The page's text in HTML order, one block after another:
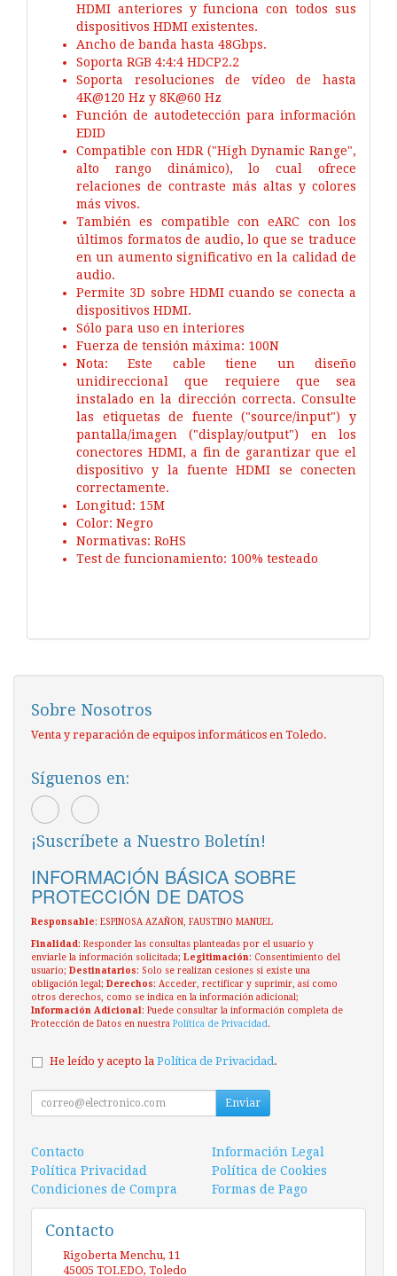
HDMI anteriores y funciona con todos sus
dispositivos HDMI existentes.
Ancho de banda hasta 48Gbps.
Soporta RGB 4:4:4 HDCP2.2
Soporta resoluciones de vídeo de hasta
4K@120 Hz y 8K@60 Hz
Función de autodetección para información
EDID
Compatible con HDR ("High Dynamic Range",
alto rango dinámico), lo cual ofrece
relaciones de contraste más altas y colores
más vivos.
También es compatible con eARC con los
últimos formatos de audio, lo que se traduce
en un aumento significativo en la calidad de
audio.
Permite 3D sobre HDMI cuando se conecta a
dispositivos HDMI.
Sólo para uso en interiores
Fuerza de tensión máxima: 100N
Nota: Este cable tiene un diseño
unidireccional que requiere que sea
instalado en la dirección correcta. Consulte
las etiquetas de fuente ("source/input") y
pantalla/imagen ("display/output") en los
conectores HDMI, a fin de garantizar que el
dispositivo y la fuente HDMI se conecten
correctamente.
Longitud: 15M
Color: Negro
Normativas: RoHS
Test de funcionamiento: 100% testeado
Sobre Nosotros
Venta y reparación de equipos informáticos en Toledo.
Síguenos en:
¡Suscríbete a Nuestro Boletín!
INFORMACIÓN BÁSICA SOBRE
PROTECCIÓN DE DATOS
Responsable: ESPINOSA AZAÑON, FAUSTINO MANUEL
Finalidad: Responder las consultas planteadas por el usuario y
enviarle la información solicitada; Legitimación: Consentimiento del
usuario; Destinatarios: Solo se realizan cesiones si existe una
obligación legal; Derechos: Acceder, rectificar y suprimir, así como
otros derechos, como se indica en la información adicional;
Información Adicional : Puede consultar la información completa de
Protección de Datos en nuestra Política de Privacidad .
He leído y acepto la Política de Privacidad.
Enviar
Contacto
Información Legal
Política Privacidad
Política de Cookies
Condiciones de Compra
Formas de Pago
Contacto
Rigoberta Menchu, 11
45005 TOLEDO, Toledo